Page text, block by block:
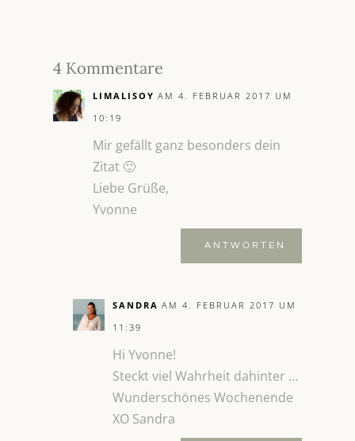
4 Kommentare
LIMALISOY AM 4. FEBRUAR 2017 UM
10:19
Mir gefällt ganz besonders dein
Zitat 🙂
Liebe Grüße,
Yvonne
ANTWORTEN
SANDRA AM 4. FEBRUAR 2017 UM
11:39
Hi Yvonne!
Steckt viel Wahrheit dahinter …
Wunderschönes Wochenende
XO Sandra